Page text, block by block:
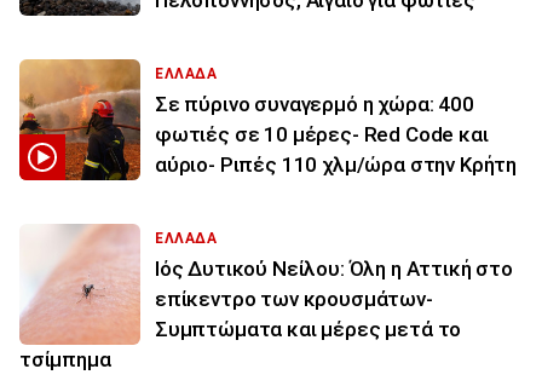
ΕΛΛΑΔΑ
Σε πύρινο συναγερμό η χώρα: 400
φωτιές σε 10 μέρες- Red Code και
αύριο- Ριπές 110 χλμ/ώρα στην Κρήτη
ΕΛΛΑΔΑ
Ιός Δυτικού Νείλου: Όλη η Αττική στο
επίκεντρο των κρουσμάτων-
Συμπτώματα και μέρες μετά το
τσίμπημα